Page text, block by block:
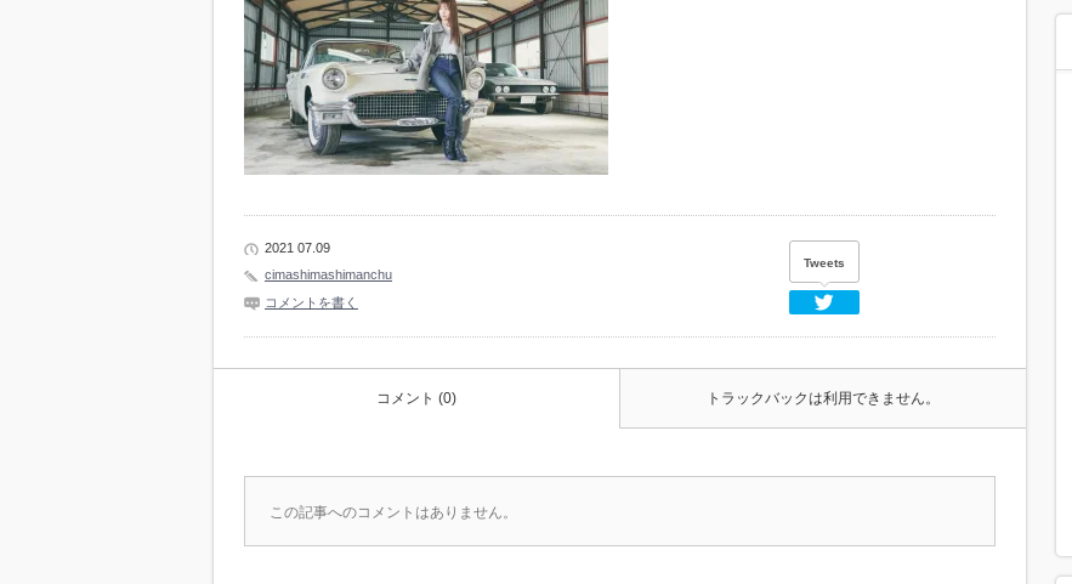
2021 07.09
cimashimashimanchu
コメントを書く
Tweets
コメント (0) トラックバックは利用できません。
この記事へのコメントはありません。